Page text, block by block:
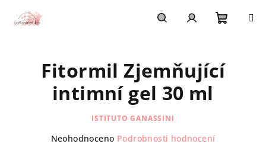
obsah
košík
Fitormil Zjemňující
intimní gel 30 ml
ISTITUTO GANASSINI
Průměrné
Neohodnoceno Podrobnosti hodnocení